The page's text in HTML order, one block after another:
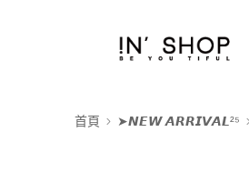
首頁 ➤𝙉𝙀𝙒 𝘼𝙍𝙍𝙄𝙑𝘼𝙇²⁵